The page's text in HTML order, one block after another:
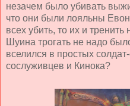
незачем было убивать
что они были лояльны
всех убить, то их и
Шуина трогать не надо
вселился в простых
сослуживцев и Кинока?